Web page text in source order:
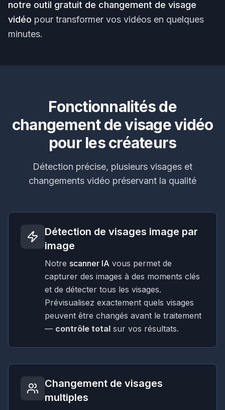
notre outil gratuit de changement de visage
vidéo pour transformer vos vidéos en quelques
minutes.
Fonctionnalités de
changement de visage vidéo
pour les créateurs
Détection précise, plusieurs visages et
changements vidéo préservant la qualité
Détection de visages image par
image
Notre scanner IA vous permet de
capturer des images à des moments clés
et de détecter tous les visages.
Prévisualisez exactement quels visages
peuvent être changés avant le traitement
— contrôle total sur vos résultats.
Changement de visages
multiples